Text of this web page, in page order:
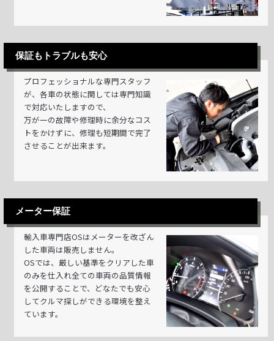
保証もトラブルも安心
プロフェッショナルな専門スタッフ
が、各車の状態に関しては専門知識
で対応いたしますので、
万が一の故障や修理時に余分なコス
トをかけずに、修理も短期間で完了
させることが出来ます。
メーター保証
輸入車専門店OSはメーターを改ざん
した車両は販売しません。
OSでは、厳しい基準をクリアした車
のみを仕入れ全ての車両の品質情報
を公開することで、どなたでも安心
してクルマ探しができる環境を整え
ています。